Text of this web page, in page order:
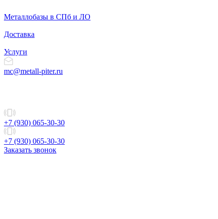
Металлобазы в СПб и ЛО
Доставка
Услуги
mc@metall-piter.ru
+7 (930) 065-30-30
+7 (930) 065-30-30
Заказать звонок